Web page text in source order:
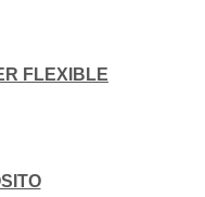
FLEXIBLE